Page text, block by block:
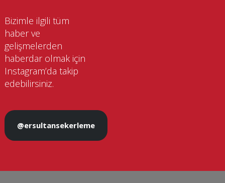
Bizimle ilgili tüm
haber ve
gelişmelerden
haberdar olmak için
Instagram’da takip
edebilirsiniz.
@ersultansekerleme